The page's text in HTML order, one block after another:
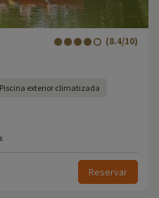
(8.4/10)
Piscina exterior climatizada
Reservar